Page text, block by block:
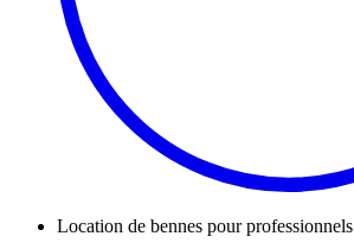
Location de bennes pour professionnels